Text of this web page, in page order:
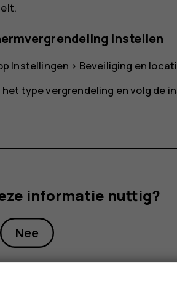
instellen
Instellingen > Beveiliging en
het type vergrendeling en volg de
informatie nuttig?
Nee